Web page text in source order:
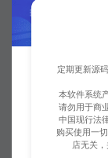
定期更新源
本软件系统
请勿用于商
中国现行法
购买使用一
店无关